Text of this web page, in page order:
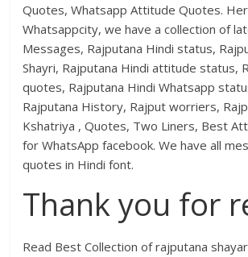
Quotes, Whatsapp Attitude Quotes.
Whatsappcity, we have a collection of
Messages, Rajputana Hindi status,
Shayri, Rajputana Hindi attitude status,
quotes, Rajputana Hindi Whatsapp
Rajputana History, Rajput worriers,
Kshatriya , Quotes, Two Liners, Best
for WhatsApp facebook. We have all
quotes in Hindi font.
Thank you for
Read Best Collection of rajputana